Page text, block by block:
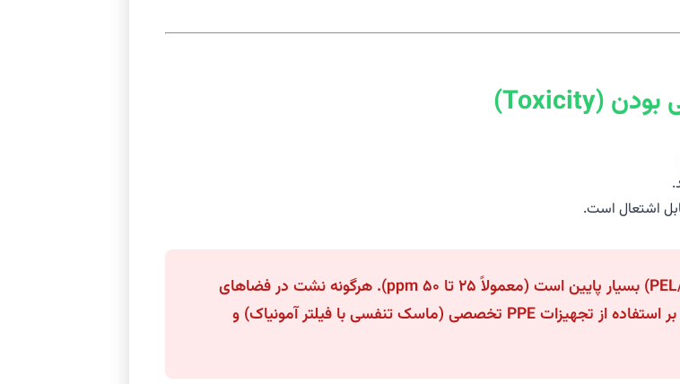
اخطار ایمنی سمی بودن: حد مجاز قرارگیری در معرض آمونیاک (PEL/TLV) بسیار پایین است (معمولاً ۲۵ تا ۵۰ ppm). هرگونه نشت در فضاهای
محدود می‌تواند به سرعت خطرناک شود. ثامن لب در پروتکل‌های سرویس، بر استفاده از تجهیزات PPE تخصصی (ماسک تنفسی با فیلتر آمونیاک) و